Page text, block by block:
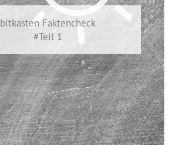
bitkasten Faktencheck
#Teil 1